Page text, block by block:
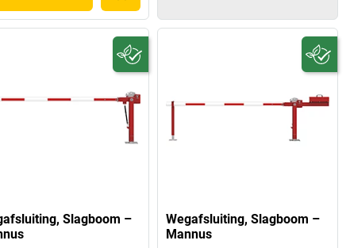
Slagboom –
Wegafsluiting, Slagboom –
Mannus